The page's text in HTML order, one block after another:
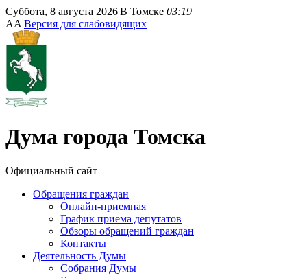
Суббота, 8 августа 2026|В Томске 03:19
AA Версия для слабовидящих
Дума города Томска
Официальный сайт
Обращения граждан
Онлайн-приемная
График приема депутатов
Обзоры обращений граждан
Контакты
Деятельность Думы
Собрания Думы